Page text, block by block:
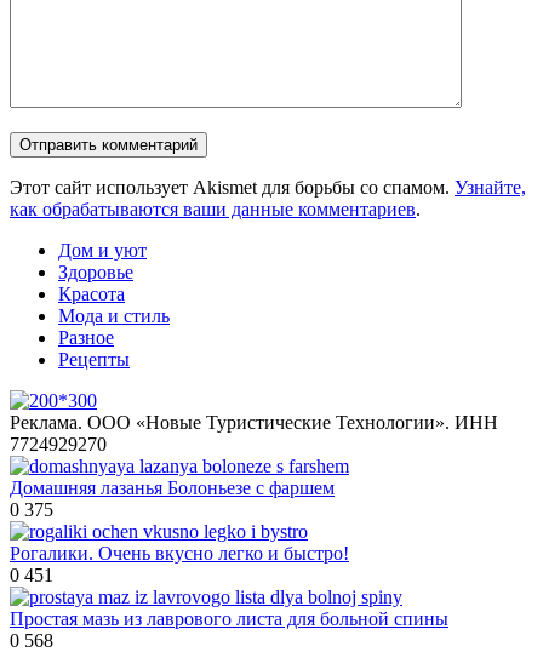
Этот сайт использует Akismet для борьбы со спамом. Узнайте,
как обрабатываются ваши данные комментариев.
Дом и уют
Здоровье
Красота
Мода и стиль
Разное
Рецепты
Реклама. ООО «Новые Туристические Технологии». ИНН
7724929270
Домашняя лазанья Болоньезе с фаршем
0 375
Рогалики. Очень вкусно легко и быстро!
0 451
Простая мазь из лаврового листа для больной спины
0 568